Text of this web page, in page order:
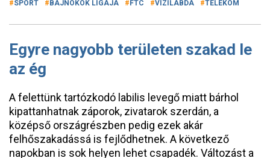
SPORT BAJNOKOK LIGÁJA FTC VÍZILABDA TELEKOM
Egyre nagyobb területen szakad le
az ég
A felettünk tartózkodó labilis levegő miatt bárhol
kipattanhatnak záporok, zivatarok szerdán, a
középső országrészben pedig ezek akár
felhőszakadássá is fejlődhetnek. A következő
napokban is sok helyen lehet csapadék. Változást a